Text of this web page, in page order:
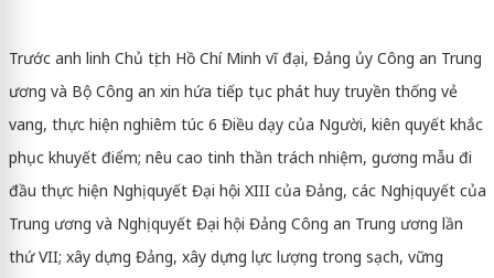
Trước anh linh Chủ tịch Hồ Chí Minh vĩ đại, Đảng ủy Công an Trung
ương và Bộ Công an xin hứa tiếp tục phát huy truyền thống vẻ
vang, thực hiện nghiêm túc 6 Điều dạy của Người, kiên quyết khắc
phục khuyết điểm; nêu cao tinh thần trách nhiệm, gương mẫu đi
đầu thực hiện Nghị quyết Đại hội XIII của Đảng, các Nghị quyết của
Trung ương và Nghị quyết Đại hội Đảng Công an Trung ương lần
thứ VII; xây dựng Đảng, xây dựng lực lượng trong sạch, vững